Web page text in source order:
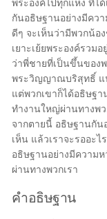
พระองค์ไปทุกแห่ง ที่ไ
กันอธิษฐานอย่างมีคว
ดีๆ จะเห็นว่ามีพวกน้อ
เยาะเย้ยพระองค์รวม
ว่าพี่ชายที่เป็นขึ้นของพ
พระวิญญาณบริสุทธิ์ แ
แต่พวกเขาก็ได้อธิษฐ
ทำงานใหญ่ผ่านทางพ
จากตายนี้ อธิษฐานกัน
เห็น แล้วเราจะรออะ
อธิษฐานอย่างมีความห
ผ่านทางพวกเรา
คำอธิษฐาน